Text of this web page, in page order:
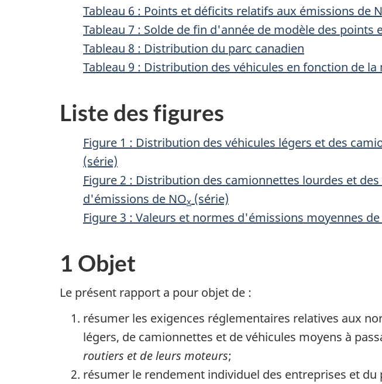
Tableau 6 : Points et déficits relatifs aux émissions de
Tableau 7 : Solde de fin d'année de modèle des
Tableau 8 : Distribution du parc canadien
Tableau 9 : Distribution des véhicules en fonction de
Liste des figures
Figure 1 : Distribution des véhicules légers et des
(série)
Figure 2 : Distribution des camionnettes lourdes et
d'émissions de NOx (série)
Figure 3 : Valeurs et normes d'émissions moyennes de
1 Objet
Le présent rapport a pour objet de :
résumer les exigences réglementaires relatives aux
légers, de camionnettes et de véhicules moyens à
routiers et de leurs moteurs;
résumer le rendement individuel des entreprises et